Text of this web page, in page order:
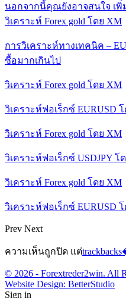
นอกจากนี้คุณยังอาจสนใจ เพิ่
วิเคราะห์ Forex gold โดย XM
การวิเคราะห์ทางเทคนิค –
ซื้อมากเกินไป
วิเคราะห์ Forex gold โดย XM
วิเคราะห์ฟอเร็กซ์ EURUSD
วิเคราะห์ Forex gold โดย XM
วิเคราะห์ฟอเร็กซ์ USDJPY โ
วิเคราะห์ Forex gold โดย XM
วิเคราะห์ฟอเร็กซ์ EURUSD
Prev Next
ความเห็นถูกปิด แต่
© 2026 - Forextreder2win. All
Website Design: BetterStudio
Sign in